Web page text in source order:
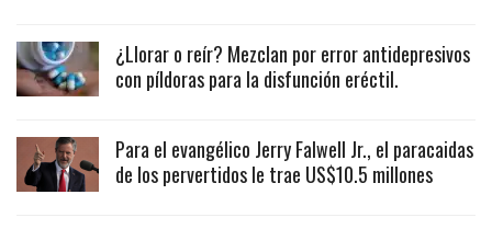
¿Llorar o reír? Mezclan por error antidepresivos
con píldoras para la disfunción eréctil.
Para el evangélico Jerry Falwell Jr., el paracaidas
de los pervertidos le trae US$10.5 millones